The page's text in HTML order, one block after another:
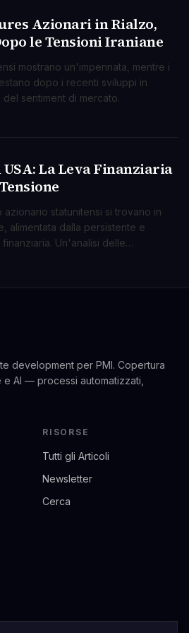
Azionari in Rialzo,
le Tensioni Iraniane
mostrano un'impennata, mentre i
dopo i recenti sviluppi in
sentiment di mercato.
La Leva Finanziaria
azionario statunitensi si trovano in
alimentata dalla persistente e
Un'analisi delle
development per PMI. Copertura
AI — processi automatizzati,
RISORSE
Tutti gli Articoli
Newsletter
Cerca